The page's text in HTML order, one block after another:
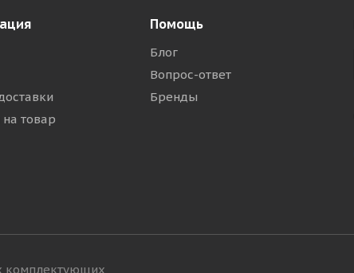
на товар
Помощь
Блог
Вопрос-ответ
Бренды
комплектующих